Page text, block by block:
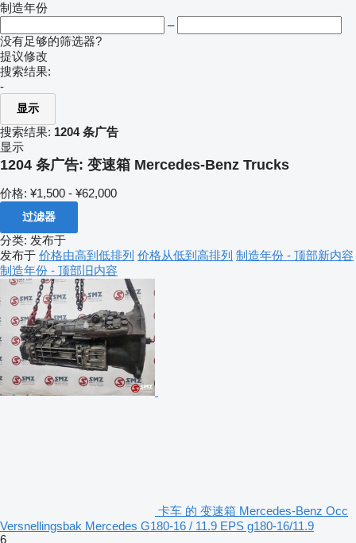
制造年份
–
没有足够的筛选器?
提议修改
搜索结果:
-
显示
搜索结果: 1204 条广告
显示
1204 条广告: 变速箱 Mercedes-Benz Trucks
价格: ¥1,500 - ¥62,000
过滤器
分类: 发布于
发布于 价格由高到低排列 价格从低到高排列 制造年份 - 顶部新内容
制造年份 - 顶部旧内容
卡车 的 变速箱 Mercedes-Benz Occ
Versnellingsbak Mercedes G180-16 / 11.9 EPS g180-16/11.9
6